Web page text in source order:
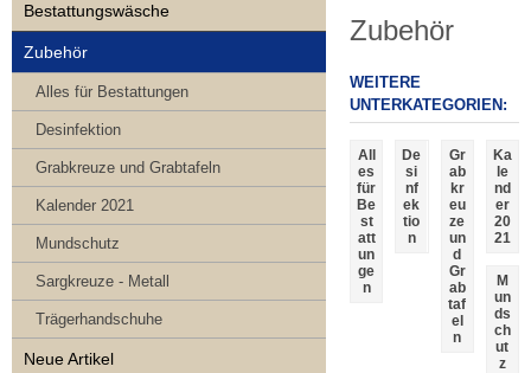
Zubehör
WEITERE
UNTERKATEGORIEN:
All
es
für
Be
st
att
un
ge
n
De
si
nf
ek
tio
n
Gr
ab
kr
eu
ze
un
d
Gr
ab
taf
el
n
Ka
le
nd
er
20
21
M
un
ds
ch
ut
z
Bestattungswäsche
Zubehör
Alles für Bestattungen
Desinfektion
Grabkreuze und Grabtafeln
Kalender 2021
Mundschutz
Sargkreuze - Metall
Trägerhandschuhe
Neue Artikel